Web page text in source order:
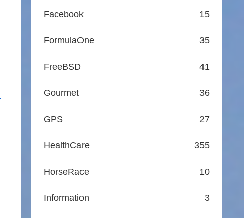
Facebook 15
FormulaOne 35
FreeBSD 41
Gourmet 36
GPS 27
HealthCare 355
HorseRace 10
Information 3